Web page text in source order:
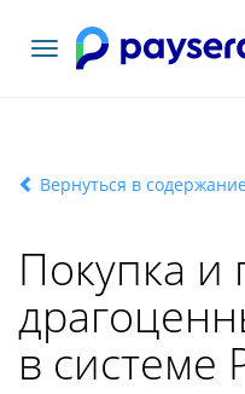
Toggle
navigation
Вернуться в содержание
Покупка и
в системе